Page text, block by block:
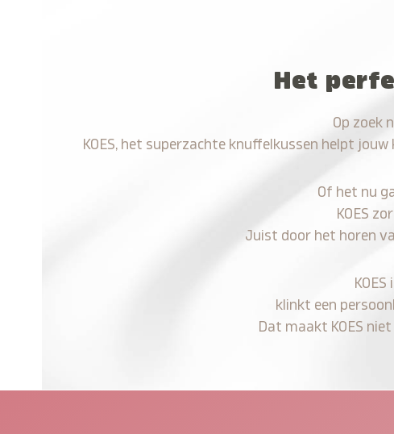
Het
Op zoek
KOES, het superzachte knuffelkussen helpt
Of het nu
KOES
Juist door het horen
klinkt een
Dat maakt KOES